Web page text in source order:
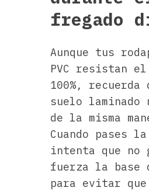
fregado
Aunque tus
PVC resistan
100%, recuerda
suelo laminado
de la misma
Cuando pases
intenta que no
fuerza la base
para evitar